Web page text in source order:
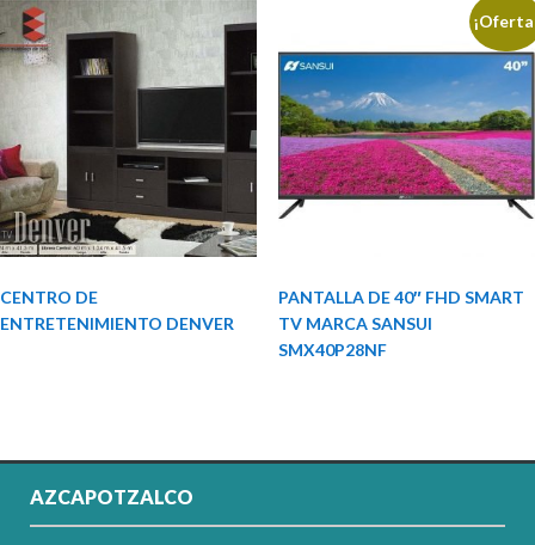
CENTRO DE
ENTRETENIMIENTO DENVER
PANTALLA DE 40″ FHD SMART
TV MARCA SANSUI
SMX40P28NF
AZCAPOTZALCO